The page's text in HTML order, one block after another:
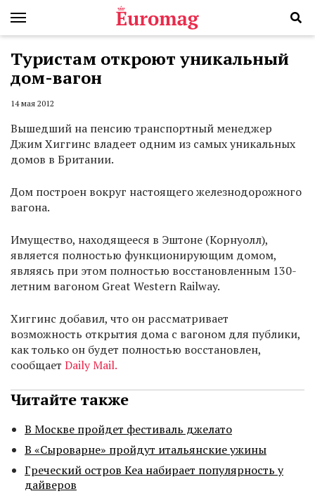
Туристам откроют уникальный
дом-вагон
14 мая 2012
Вышедший на пенсию транспортный менеджер
Джим Хиггинс владеет одним из самых уникальных
домов в Британии.
Дом построен вокруг настоящего железнодорожного
вагона.
Имущество, находящееся в Эштоне (Корнуолл),
является полностью функционирующим домом,
являясь при этом полностью восстановленным 130-
летним вагоном Great Western Railway.
Хиггинс добавил, что он рассматривает
возможность открытия дома с вагоном для публики,
как только он будет полностью восстановлен,
сообщает Daily Mail.
Читайте также
В Москве пройдет фестиваль джелато
В «Сыроварне» пройдут итальянские ужины
Греческий остров Кеа набирает популярность у
дайверов